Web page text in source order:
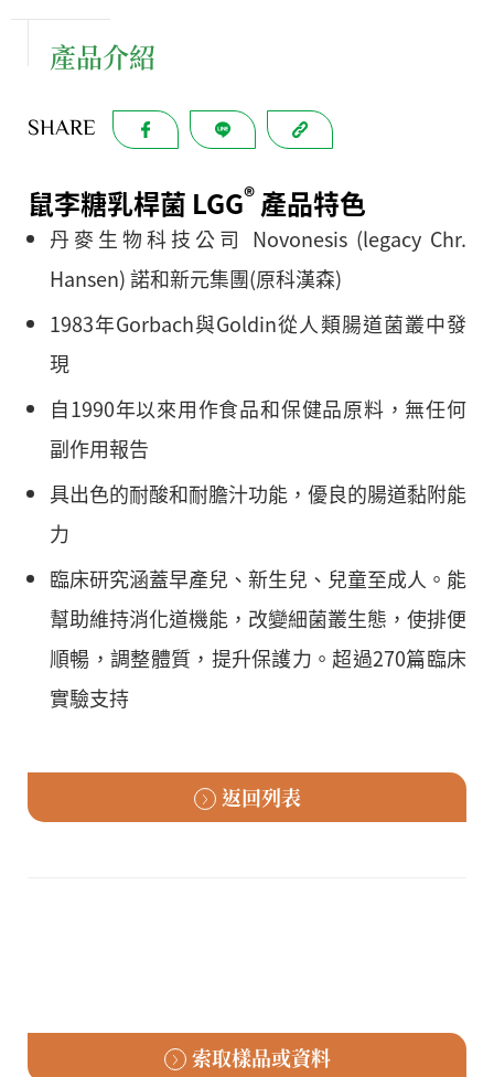
產品介紹
SHARE
鼠李糖乳桿菌 LGG® 產品特色
丹麥生物科技公司 Novonesis (legacy Chr.
Hansen) 諾和新元集團(原科漢森)
1983年Gorbach與Goldin從人類腸道菌叢中發
現
自1990年以來用作食品和保健品原料，無任何
副作用報告
具出色的耐酸和耐膽汁功能，優良的腸道黏附能
力
臨床研究涵蓋早產兒、新生兒、兒童至成人。能
幫助維持消化道機能，改變細菌叢生態，使排便
順暢，調整體質，提升保護力。超過270篇臨床
實驗支持
返回列表
索取樣品或資料